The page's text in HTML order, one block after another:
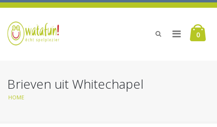
0
Brieven uit Whitechapel
HOME